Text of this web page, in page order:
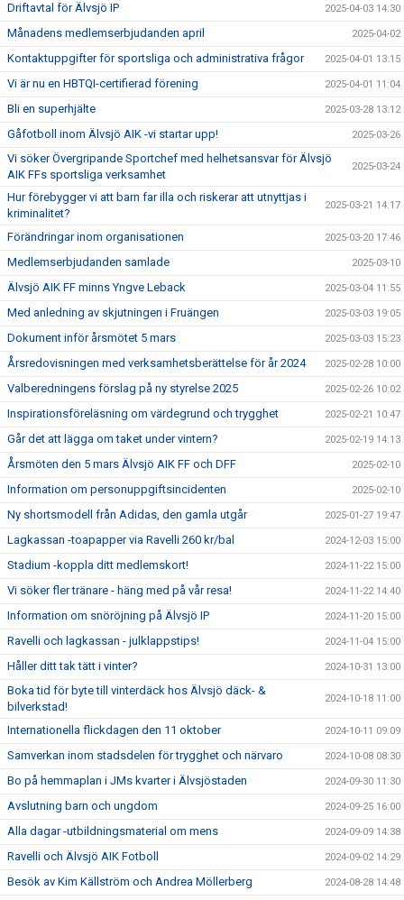
Driftavtal för Älvsjö IP 2025-04-03 14:30
Månadens medlemserbjudanden april 2025-04-02
Kontaktuppgifter för sportsliga och administrativa frågor 2025-04-01 13:15
Vi är nu en HBTQI-certifierad förening 2025-04-01 11:04
Bli en superhjälte 2025-03-28 13:12
Gåfotboll inom Älvsjö AIK -vi startar upp! 2025-03-26
Vi söker Övergripande Sportchef med helhetsansvar för Älvsjö
AIK FFs sportsliga verksamhet
2025-03-24
Hur förebygger vi att barn far illa och riskerar att utnyttjas i
kriminalitet?
2025-03-21 14:17
Förändringar inom organisationen 2025-03-20 17:46
Medlemserbjudanden samlade 2025-03-10
Älvsjö AIK FF minns Yngve Leback 2025-03-04 11:55
Med anledning av skjutningen i Fruängen 2025-03-03 19:05
Dokument inför årsmötet 5 mars 2025-03-03 15:23
Årsredovisningen med verksamhetsberättelse för år 2024 2025-02-28 10:00
Valberedningens förslag på ny styrelse 2025 2025-02-26 10:02
Inspirationsföreläsning om värdegrund och trygghet 2025-02-21 10:47
Går det att lägga om taket under vintern? 2025-02-19 14:13
Årsmöten den 5 mars Älvsjö AIK FF och DFF 2025-02-10
Information om personuppgiftsincidenten 2025-02-10
Ny shortsmodell från Adidas, den gamla utgår 2025-01-27 19:47
Lagkassan -toapapper via Ravelli 260 kr/bal 2024-12-03 15:00
Stadium -koppla ditt medlemskort! 2024-11-22 15:00
Vi söker fler tränare - häng med på vår resa! 2024-11-22 14:40
Information om snöröjning på Älvsjö IP 2024-11-20 15:00
Ravelli och lagkassan - julklappstips! 2024-11-04 15:00
Håller ditt tak tätt i vinter? 2024-10-31 13:00
Boka tid för byte till vinterdäck hos Älvsjö däck- &
bilverkstad!
2024-10-18 11:00
Internationella flickdagen den 11 oktober 2024-10-11 09:09
Samverkan inom stadsdelen för trygghet och närvaro 2024-10-08 08:30
Bo på hemmaplan i JMs kvarter i Älvsjöstaden 2024-09-30 11:30
Avslutning barn och ungdom 2024-09-25 16:00
Alla dagar -utbildningsmaterial om mens 2024-09-09 14:38
Ravelli och Älvsjö AIK Fotboll 2024-09-02 14:29
Besök av Kim Källström och Andrea Möllerberg 2024-08-28 14:48